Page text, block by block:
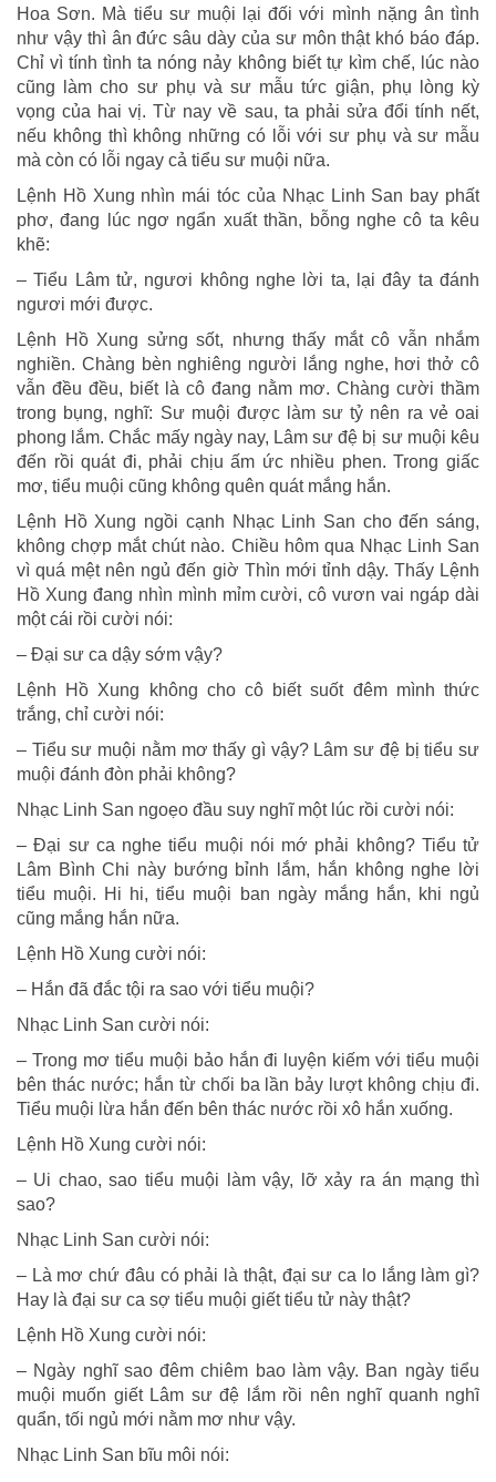
Hoa Sơn. Mà tiểu sư muội lại đối với mình nặng ân tình
như vậy thì ân đức sâu dày của sư môn thật khó báo đáp.
Chỉ vì tính tình ta nóng nảy không biết tự kìm chế, lúc nào
cũng làm cho sư phụ và sư mẫu tức giận, phụ lòng kỳ
vọng của hai vị. Từ nay về sau, ta phải sửa đổi tính nết,
nếu không thì không những có lỗi với sư phụ và sư mẫu
mà còn có lỗi ngay cả tiểu sư muội nữa.
Lệnh Hồ Xung nhìn mái tóc của Nhạc Linh San bay phất
phơ, đang lúc ngơ ngẩn xuất thần, bỗng nghe cô ta kêu
khẽ:
– Tiểu Lâm tử, ngươi không nghe lời ta, lại đây ta đánh
ngươi mới được.
Lệnh Hồ Xung sửng sốt, nhưng thấy mắt cô vẫn nhắm
nghiền. Chàng bèn nghiêng người lắng nghe, hơi thở cô
vẫn đều đều, biết là cô đang nằm mơ. Chàng cười thầm
trong bụng, nghĩ: Sư muội được làm sư tỷ nên ra vẻ oai
phong lắm. Chắc mấy ngày nay, Lâm sư đệ bị sư muội kêu
đến rồi quát đi, phải chịu ấm ức nhiều phen. Trong giấc
mơ, tiểu muội cũng không quên quát mắng hắn.
Lệnh Hồ Xung ngồi cạnh Nhạc Linh San cho đến sáng,
không chợp mắt chút nào. Chiều hôm qua Nhạc Linh San
vì quá mệt nên ngủ đến giờ Thìn mới tỉnh dậy. Thấy Lệnh
Hồ Xung đang nhìn mình mỉm cười, cô vươn vai ngáp dài
một cái rồi cười nói:
– Đại sư ca dậy sớm vậy?
Lệnh Hồ Xung không cho cô biết suốt đêm mình thức
trắng, chỉ cười nói:
– Tiểu sư muội nằm mơ thấy gì vậy? Lâm sư đệ bị tiểu sư
muội đánh đòn phải không?
Nhạc Linh San ngoẹo đầu suy nghĩ một lúc rồi cười nói:
– Đại sư ca nghe tiểu muội nói mớ phải không? Tiểu tử
Lâm Bình Chi này bướng bỉnh lắm, hắn không nghe lời
tiểu muội. Hi hi, tiểu muội ban ngày mắng hắn, khi ngủ
cũng mắng hắn nữa.
Lệnh Hồ Xung cười nói:
– Hắn đã đắc tội ra sao với tiểu muội?
Nhạc Linh San cười nói:
– Trong mơ tiểu muội bảo hắn đi luyện kiếm với tiểu muội
bên thác nước; hắn từ chối ba lần bảy lượt không chịu đi.
Tiểu muội lừa hắn đến bên thác nước rồi xô hắn xuống.
Lệnh Hồ Xung cười nói:
– Ui chao, sao tiểu muội làm vậy, lỡ xảy ra án mạng thì
sao?
Nhạc Linh San cười nói:
– Là mơ chứ đâu có phải là thật, đại sư ca lo lắng làm gì?
Hay là đại sư ca sợ tiểu muội giết tiểu tử này thật?
Lệnh Hồ Xung cười nói:
– Ngày nghĩ sao đêm chiêm bao làm vậy. Ban ngày tiểu
muội muốn giết Lâm sư đệ lắm rồi nên nghĩ quanh nghĩ
quẩn, tối ngủ mới nằm mơ như vậy.
Nhạc Linh San bĩu môi nói: